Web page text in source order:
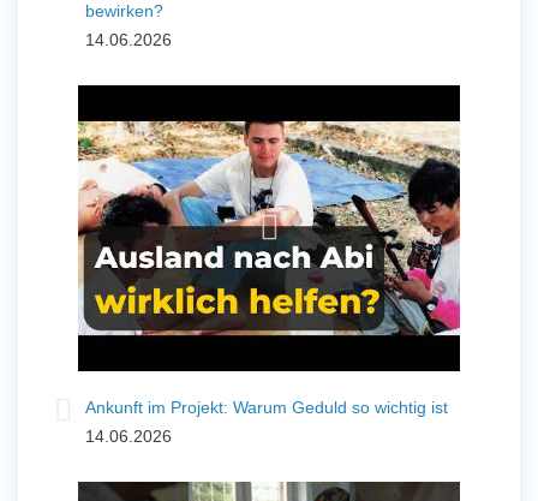
bewirken?
14.06.2026
Ankunft im Projekt: Warum Geduld so wichtig ist
14.06.2026